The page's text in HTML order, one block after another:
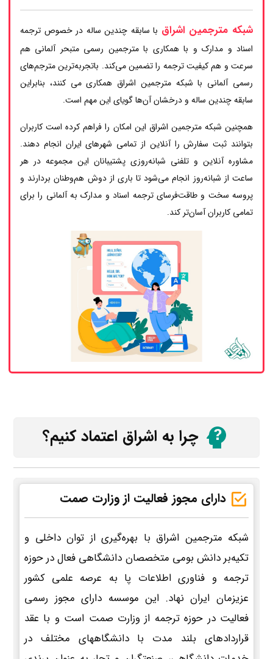
شبکه مترجمین اشراق با سابقه چندین ساله در خصوص ترجمه
اسناد و مدارک و با همکاری با مترجمین رسمی متبحر آلمانی هم
سرعت و هم کیفیت ترجمه را تضمین می‌کند. باتجربه‌ترین مترجم‌های
رسمی آلمانی با شبکه مترجمین اشراق همکاری می کنند، بنابراین
سابقه چندین ساله و درخشان آن‌ها گویای این مهم است.
همچنین شبکه مترجمین اشراق این امکان را فراهم کرده است کاربران
بتوانند ثبت سفارش را آنلاین از تمامی شهرهای ایران انجام دهند.
مشاوره آنلاین و تلفنی شبانه‌روزی پشتیبانان این مجموعه در هر
ساعت از شبانه‌روز انجام می‌شود تا باری از دوش هم‌وطنان بردارند و
پروسه سخت و طاقت‌فرسای ترجمه اسناد و مدارک به آلمانی را برای
تمامی کاربران آسان‌تر کند.
چرا به اشراق اعتماد کنیم؟
دارای مجوز فعالیت از وزارت صمت
شبکه مترجمین اشراق با بهره‌گیری از توان داخلی و
تکیه‌بر دانش بومی متخصصان دانشگاهی فعال در حوزه
ترجمه و فناوری اطلاعات پا به عرصه علمی کشور
عزیزمان ایران نهاد. این موسسه دارای مجوز رسمی
فعالیت در حوزه ترجمه از وزارت صمت است و با عقد
قراردادهای بلند مدت با دانشگاههای مختلف در